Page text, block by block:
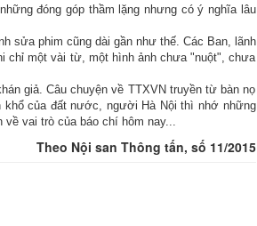
đóng góp thầm lặng nhưng có ý nghĩa lâu
sửa phim cũng dài gần như thế. Các Ban, lãnh
chỉ một vài từ, một hình ảnh chưa "nuột", chưa
giả. Câu chuyện về TTXVN truyền từ bàn nọ
khổ của đất nước, người Hà Nội thì nhớ những
vai trò của báo chí hôm nay...
Theo Nội san Thông tấn, số 11/2015